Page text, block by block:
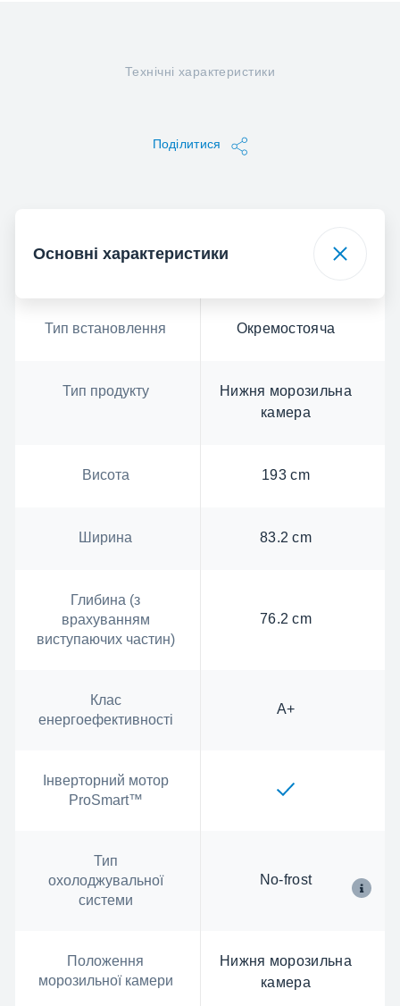
Технічні характеристики
Поділитися
Основні характеристики
Тип встановлення Окремостояча
Тип продукту
Нижня морозильна
камера
Висота 193 cm
Ширина 83.2 cm
Глибина (з
врахуванням
виступаючих частин)
76.2 cm
Клас
енергоефективності
А+
Інверторний мотор
ProSmart™
Тип
охолоджувальної
системи
No-frost
Положення
морозильної камери
Нижня морозильна
камера